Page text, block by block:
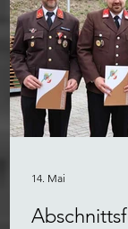
14. Mai